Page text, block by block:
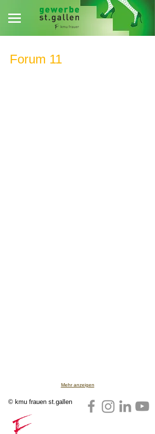
Forum 11
Mehr anzeigen
© kmu frauen st.gallen